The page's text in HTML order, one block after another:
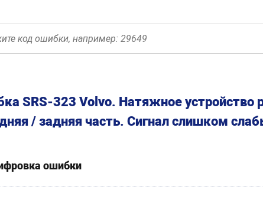
SRS-323 Volvo. Натяжное устройство
/ задняя часть. Сигнал слишком
ошибки